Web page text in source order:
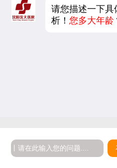
请您描述一下具
析！您多大年龄